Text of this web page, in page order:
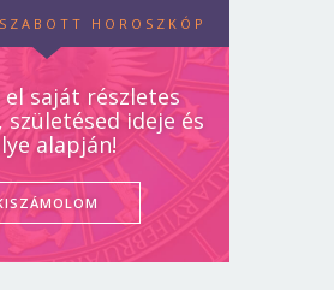
HOROSZKÓP
el saját részletes
születésed ideje és
alapján!